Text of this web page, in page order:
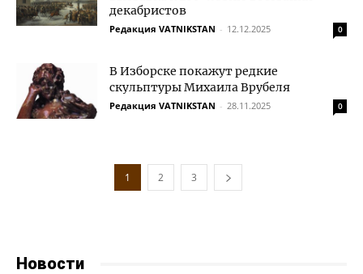
декабристов
Редакция VATNIKSTAN - 12.12.2025 0
В Изборске покажут редкие
скульптуры Михаила Врубеля
Редакция VATNIKSTAN - 28.11.2025 0
1 2 3
Новости